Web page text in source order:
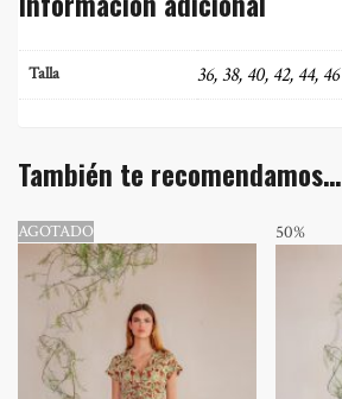
Talla 36, 38, 40, 42, 44, 46
También te recomendamos…
AGOTADO 50%